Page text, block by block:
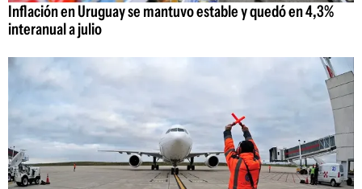
Inflación en Uruguay se mantuvo estable y quedó en 4,3%
interanual a julio